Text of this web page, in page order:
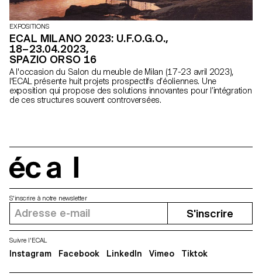
EXPOSITIONS
ECAL MILANO 2023: U.F.O.G.O.,
18–23.04.2023,
SPAZIO ORSO 16
A l'occasion du Salon du meuble de Milan (17-23 avril 2023),
l'ECAL présente huit projets prospectifs d’éoliennes. Une
exposition qui propose des solutions innovantes pour l’intégration
de ces structures souvent controversées.
S'inscrire à notre newsletter
S'inscrire
Suivre l'ECAL
Instagram Facebook LinkedIn Vimeo Tiktok